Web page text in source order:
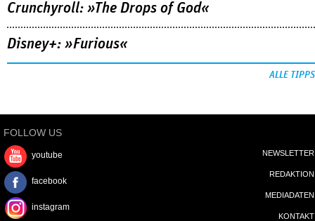
Crunchyroll: »The Drops of God«
Disney+: »Furious«
ALLE TIPPS
FOLLOW US
youtube
facebook
instagram
NEWSLETTER
REDAKTION
MEDIADATEN
KONTAKT